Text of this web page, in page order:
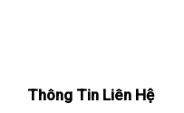
Thông Tin Liên Hệ